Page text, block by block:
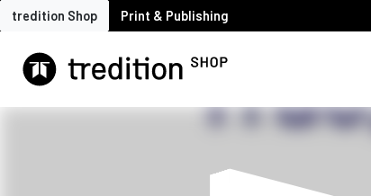
tredition Shop Print & Publishing